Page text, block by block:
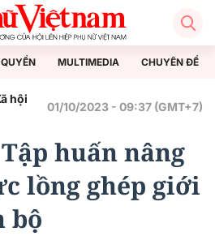
MULTIMEDIA CHUYÊN ĐỀ
hội
01/10/2023 - 09:37 (GMT+7)
huấn nâng
lồng ghép giới
bộ